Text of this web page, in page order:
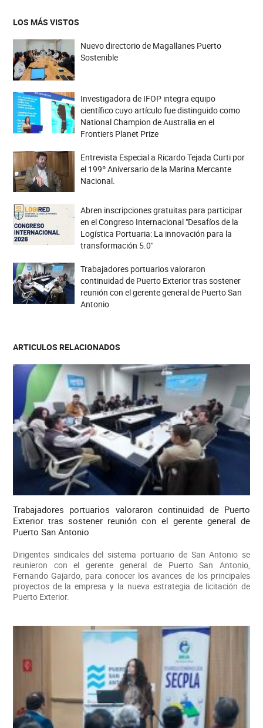
LOS MÁS VISTOS
Nuevo directorio de Magallanes Puerto
Sostenible
Investigadora de IFOP integra equipo
científico cuyo artículo fue distinguido como
National Champion de Australia en el
Frontiers Planet Prize
Entrevista Especial a Ricardo Tejada Curti por
el 199º Aniversario de la Marina Mercante
Nacional.
Abren inscripciones gratuitas para participar
en el Congreso Internacional "Desafíos de la
Logística Portuaria: La innovación para la
transformación 5.0"
Trabajadores portuarios valoraron
continuidad de Puerto Exterior tras sostener
reunión con el gerente general de Puerto San
Antonio
ARTICULOS RELACIONADOS
Trabajadores portuarios valoraron continuidad de Puerto
Exterior tras sostener reunión con el gerente general de
Puerto San Antonio
Dirigentes sindicales del sistema portuario de San Antonio se
reunieron con el gerente general de Puerto San Antonio,
Fernando Gajardo, para conocer los avances de los principales
proyectos de la empresa y la nueva estrategia de licitación de
Puerto Exterior.